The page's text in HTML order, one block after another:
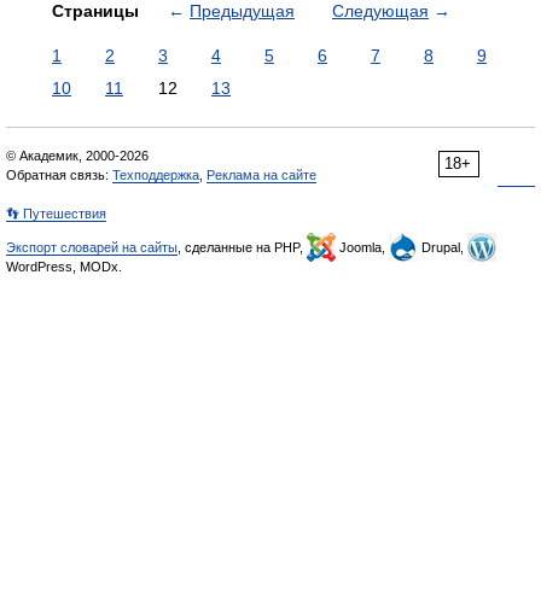
Страницы ← Предыдущая Следующая →
1 2 3 4 5 6 7 8
9
10
11 12 13
18+
© Академик, 2000-2026
Обратная связь: Техподдержка Реклама на сайте
👣 Путешествия
Экспорт словарей на сайты , сделанные на PHP, Joomla,
Drupal,
WordPress, MODx.